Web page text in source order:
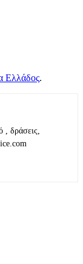
Ελλάδος.
, δράσεις,